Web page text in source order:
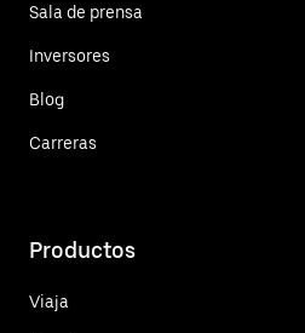
Sala de prensa
Inversores
Blog
Carreras
Productos
Viaja